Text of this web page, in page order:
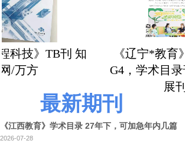
技》TB刊 知
万方
《辽宁*教育》
G4，学术目录刊
展刊
最新期刊
《江西教育》学术目录 27年下，可加急年内几篇
2026-07-28